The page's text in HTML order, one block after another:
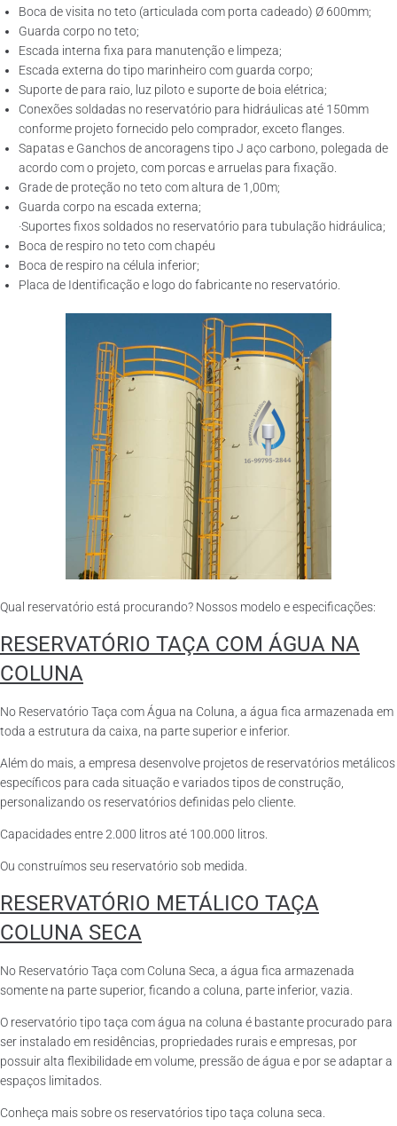
Boca de visita no teto (articulada com porta cadeado) Ø 600mm;
Guarda corpo no teto;
Escada interna fixa para manutenção e limpeza;
Escada externa do tipo marinheiro com guarda corpo;
Suporte de para raio, luz piloto e suporte de boia elétrica;
Conexões soldadas no reservatório para hidráulicas até 150mm
conforme projeto fornecido pelo comprador, exceto flanges.
Sapatas e Ganchos de ancoragens tipo J aço carbono, polegada de
acordo com o projeto, com porcas e arruelas para fixação.
Grade de proteção no teto com altura de 1,00m;
Guarda corpo na escada externa;
·Suportes fixos soldados no reservatório para tubulação hidráulica;
Boca de respiro no teto com chapéu
Boca de respiro na célula inferior;
Placa de Identificação e logo do fabricante no reservatório.
Qual reservatório está procurando? Nossos modelo e especificações:
RESERVATÓRIO TAÇA COM ÁGUA NA
COLUNA
No Reservatório Taça com Água na Coluna, a água fica armazenada em
toda a estrutura da caixa, na parte superior e inferior.
Além do mais, a empresa desenvolve projetos de reservatórios metálicos
específicos para cada situação e variados tipos de construção,
personalizando os reservatórios definidas pelo cliente.
Capacidades entre 2.000 litros até 100.000 litros.
Ou construímos seu reservatório sob medida.
RESERVATÓRIO METÁLICO TAÇA
COLUNA SECA
No Reservatório Taça com Coluna Seca, a água fica armazenada
somente na parte superior, ficando a coluna, parte inferior, vazia.
O reservatório tipo taça com água na coluna é bastante procurado para
ser instalado em residências, propriedades rurais e empresas, por
possuir alta flexibilidade em volume, pressão de água e por se adaptar a
espaços limitados.
Conheça mais sobre os reservatórios tipo taça coluna seca.